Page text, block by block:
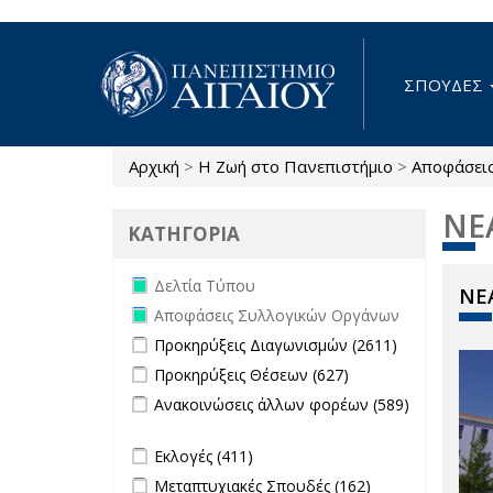
ΣΠΟΥΔΕΣ
Είστε εδώ
Αρχική > Η Ζωή στο Πανεπιστήμιο >
ΚΑΤΗΓΟΡΙΑ
Remove Δελτία Τύπου filter
Δελτία Τύπου
Remove Αποφάσεις Συλλογικών
Οργάνων filter
Αποφάσεις Συλλογικών Οργάνων
Apply Προκηρύξεις Διαγωνισμών
filter
Προκηρύξεις Διαγωνισμών (2611)
filter
Apply Προκηρύξεις Θέσεων filter
Προκηρύξεις Θέσεων (627)
Θέσεων
Apply Ανακοινώσεις άλλων φορέων
Ανακοινώσεις άλλων φορέων (589)
Apply Εκλογές filter
Εκλογές (411)
Apply Μεταπτυχιακές Σπουδές filter
Μεταπτυχιακές Σπουδές (162)